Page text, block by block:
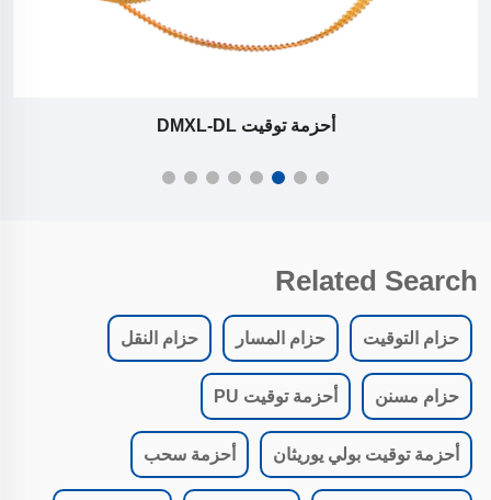
أحزمة توقيت DMXL-DL
Related Search
حزام التوقيت حزام المسار حزام النقل
حزام مسنن أحزمة توقيت PU
أحزمة توقيت بولي يوريثان أحزمة سحب